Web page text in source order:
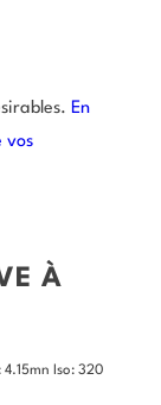
En
vos
À
4.15mn Iso: 320